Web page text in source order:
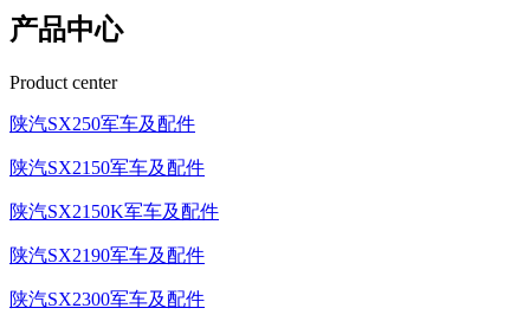
产品中心
Product center
陕汽SX250军车及配件
陕汽SX2150军车及配件
陕汽SX2150K军车及配件
陕汽SX2190军车及配件
陕汽SX2300军车及配件